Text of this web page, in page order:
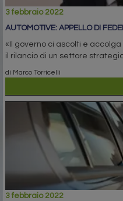
3 febbraio 2022
AUTOMOTIVE: APPELLO DI
«Il governo ci ascolti e
il rilancio di un settore
di Marco Torricelli
3 febbraio 2022